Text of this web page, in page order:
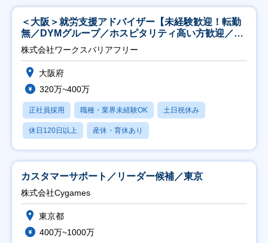
＜大阪＞就労支援アドバイザー【未経験歓迎！転勤
無／DYMグループ／ホスピタリティ高い方歓迎／土
日祝】
株式会社ワークスバリアフリー
大阪府
320万~400万
正社員採用 職種・業界未経験OK 土日祝休み
休日120日以上 産休・育休あり
カスタマーサポート／リーダー候補／東京
株式会社Cygames
東京都
400万~1000万